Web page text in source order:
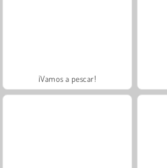
¡Vamos a pescar!